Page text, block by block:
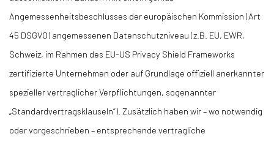
Angemessenheitsbeschlusses der europäischen Kommission (Art
45 DSGVO) angemessenen Datenschutzniveau (z.B. EU, EWR,
Schweiz, im Rahmen des EU-US Privacy Shield Frameworks
zertifizierte Unternehmen oder auf Grundlage offiziell anerkannter
spezieller vertraglicher Verpflichtungen, sogenannter
„Standardvertragsklauseln“). Zusätzlich haben wir – wo notwendig
oder vorgeschrieben – entsprechende vertragliche